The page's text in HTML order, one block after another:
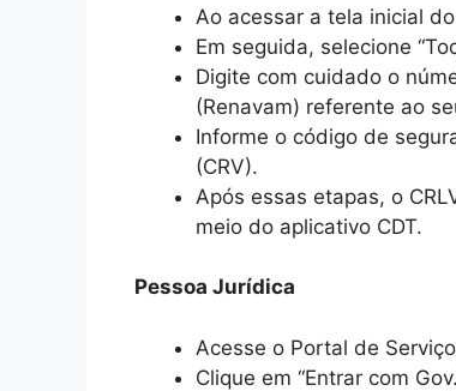
Ao acessar a tela inicial
Em seguida, selecione
Digite com cuidado o
(Renavam) referente ao
Informe o código de
(CRV).
Após essas etapas, o
meio do aplicativo CDT.
Pessoa Jurídica
Acesse o Portal de
Clique em “Entrar com